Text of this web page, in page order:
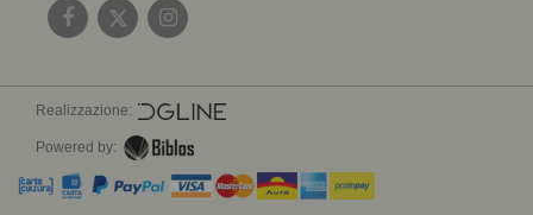
Realizzazione:
Powered by: